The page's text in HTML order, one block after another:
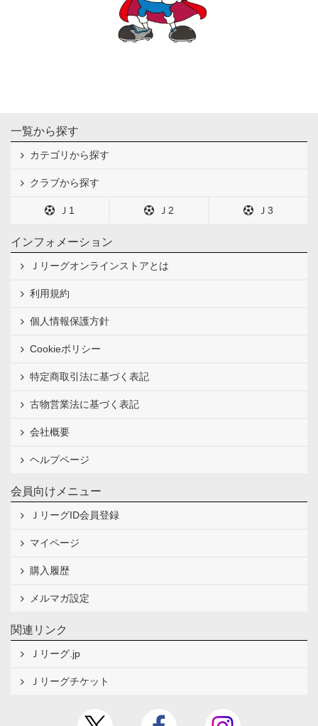
一覧から探す
カテゴリから探す
クラブから探す
Ｊ1 Ｊ2 Ｊ3
インフォメーション
Ｊリーグオンラインストアとは
利用規約
個人情報保護方針
Cookieポリシー
特定商取引法に基づく表記
古物営業法に基づく表記
会社概要
ヘルプページ
会員向けメニュー
ＪリーグID会員登録
マイページ
購入履歴
メルマガ設定
関連リンク
Ｊリーグ.jp
Ｊリーグチケット